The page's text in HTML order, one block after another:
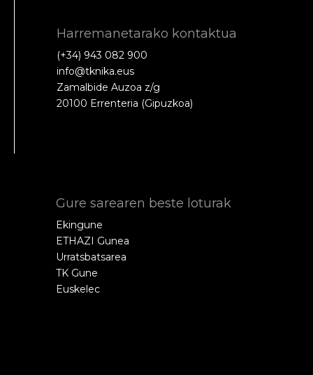
Harremanetarako kontaktua
(+34) 943 082 900
info@tknika.eus
Zamalbide Auzoa z/g
20100 Errenteria (Gipuzkoa)
Gure sarearen beste loturak
Ekingune
ETHAZI Gunea
Urratsbatsarea
TK Gune
Euskelec